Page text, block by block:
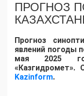
ПРОГНОЗ
Прогноз
явлений погоды
мая 2025
«Казгидромет».
Kazinform.